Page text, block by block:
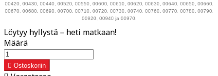
00420, 00430, 00440, 00520, 00550, 00600, 00610, 00620, 00630, 00640, 00650, 00660,
00670, 00680, 00690, 00700, 00710, 00720, 00730, 00740, 00760, 00770, 00780, 00790,
00920, 00940 ja 00970.
Löytyy hyllystä – heti matkaan!
Määrä
 Ostoskoriin